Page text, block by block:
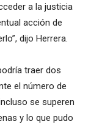
a la justicia
acción de
dijo Herrera.
traer dos
el número de
se superen
y lo que pudo